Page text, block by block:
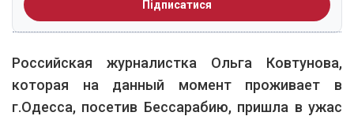
Підписатися
Российская журналистка Ольга Ковтунова,
которая на данный момент проживает в
г.Одесса, посетив Бессарабию, пришла в ужас